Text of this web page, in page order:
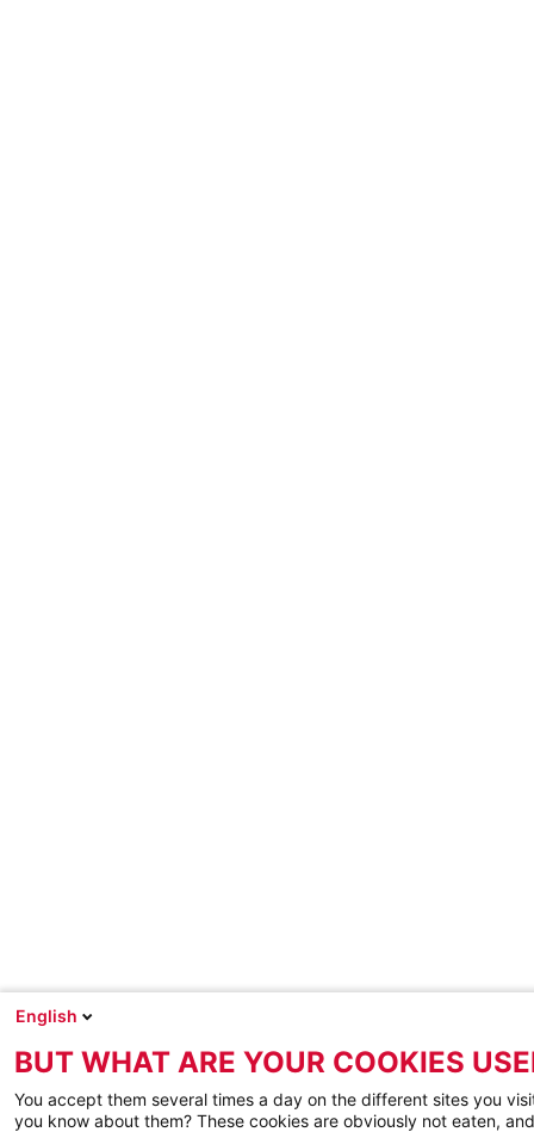
English
BUT WHAT ARE YOUR COOKIES
You accept them several times a day on the different sites you
you know about them? These cookies are obviously not eaten,